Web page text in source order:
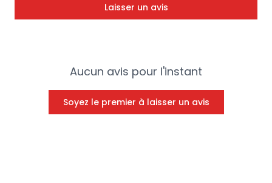
Aucun avis pour l'instant
Soyez le premier à laisser un avis
Laisser un avis